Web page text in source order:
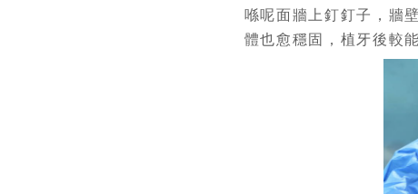
喺呢面牆上釘釘子，牆
體也愈穩固，植牙後較